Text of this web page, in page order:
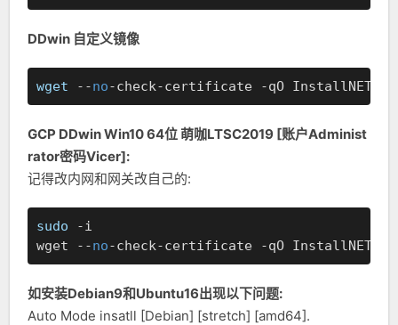
DDwin 自定义镜像
wget --no-check-certificate -qO
GCP DDwin Win10 64位 萌咖LTSC2019 [账户Administ
rator密码Vicer]:
记得改内网和网关改自己的:
sudo -i
wget --no-check-certificate -qO
如安装Debian9和Ubuntu16出现以下问题:
Auto Mode insatll [Debian] [stretch] [amd64].